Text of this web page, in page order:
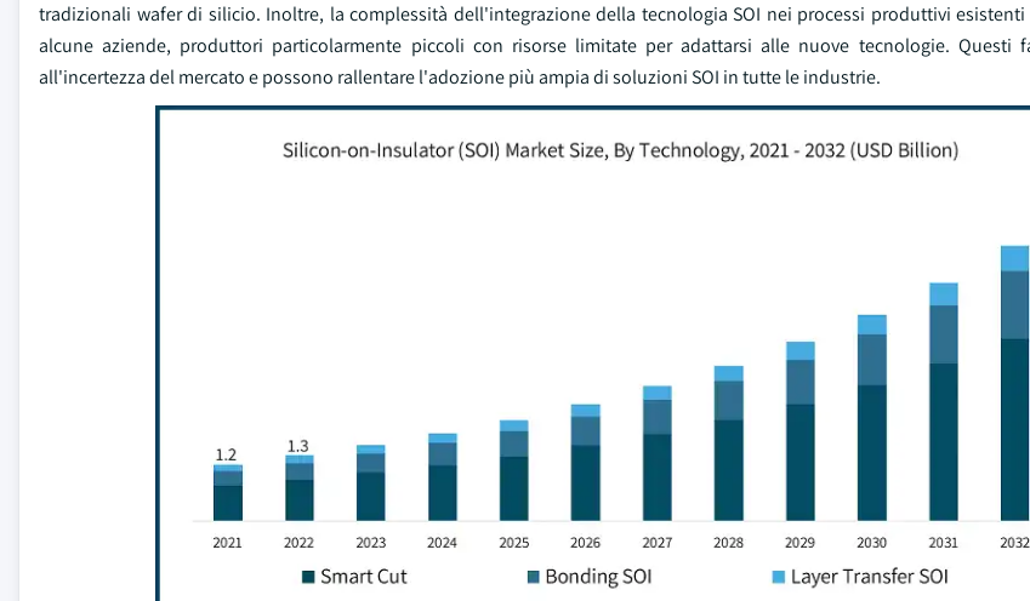
tradizionali wafer di silicio. Inoltre, la complessità dell'integrazione della tecnologia SOI nei processi produttivi esistenti
alcune aziende, produttori particolarmente piccoli con risorse limitate per adattarsi alle nuove tecnologie. Questi
all'incertezza del mercato e possono rallentare l'adozione più ampia di soluzioni SOI in tutte le industrie.